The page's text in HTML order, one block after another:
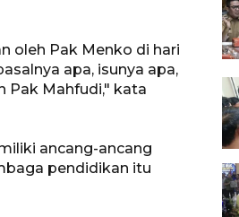
oleh Pak Menko di hari
apa, isunya apa,
Pak Mahfudi," kata
ancang-ancang
pendidikan itu